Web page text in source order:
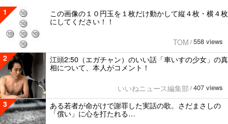
1
この画像の１０円玉を１枚だけ動かして縦４枚・横４枚
にしてください！！
TOM / 558 views
2
江頭2:50（エガチャン）のいい話「車いすの少女」の真
相について、本人がコメント！
いいねニュース編集部 / 407 views
3
ある若者が命がけで謝罪した実話の歌。さだまさしの
「償い」に心を打たれる…